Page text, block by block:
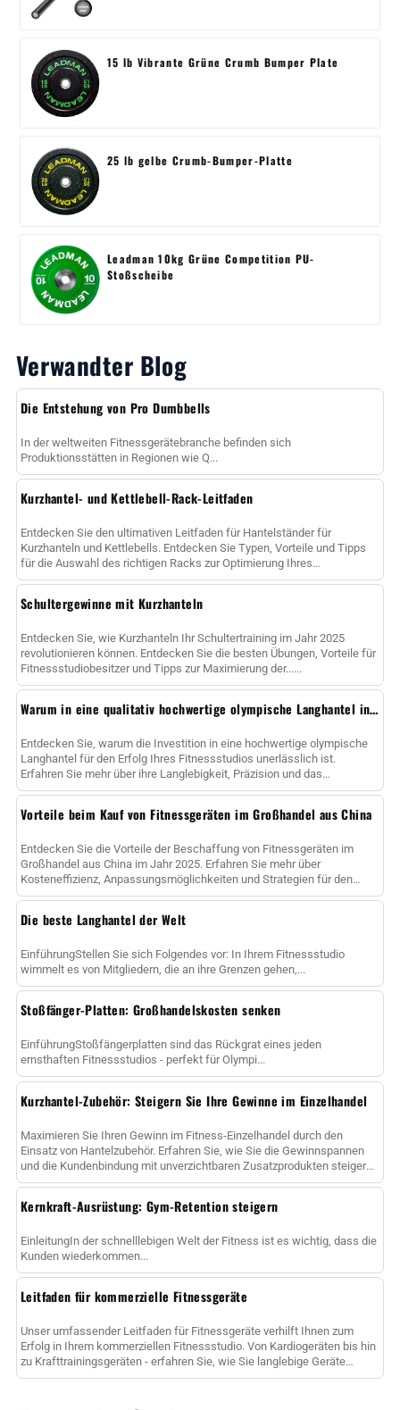
15 lb Vibrante Grüne Crumb Bumper Plate
25 lb gelbe Crumb-Bumper-Platte
Leadman 10kg Grüne Competition PU-
Stoßscheibe
Verwandter Blog
Die Entstehung von Pro Dumbbells
In der weltweiten Fitnessgerätebranche befinden sich
Produktionsstätten in Regionen wie Q...
Kurzhantel- und Kettlebell-Rack-Leitfaden
Entdecken Sie den ultimativen Leitfaden für Hantelständer für
Kurzhanteln und Kettlebells. Entdecken Sie Typen, Vorteile und Tipps
für die Auswahl des richtigen Racks zur Optimierung Ihres
Fitnessstudios sp......
Schultergewinne mit Kurzhanteln
Entdecken Sie, wie Kurzhanteln Ihr Schultertraining im Jahr 2025
revolutionieren können. Entdecken Sie die besten Übungen, Vorteile für
Fitnessstudiobesitzer und Tipps zur Maximierung der......
Warum in eine qualitativ hochwertige olympische Langhantel investieren?
Entdecken Sie, warum die Investition in eine hochwertige olympische
Langhantel für den Erfolg Ihres Fitnessstudios unerlässlich ist.
Erfahren Sie mehr über ihre Langlebigkeit, Präzision und das
strategische Geschäft ......
Vorteile beim Kauf von Fitnessgeräten im Großhandel aus China
Entdecken Sie die Vorteile der Beschaffung von Fitnessgeräten im
Großhandel aus China im Jahr 2025. Erfahren Sie mehr über
Kosteneffizienz, Anpassungsmöglichkeiten und Strategien für den
Erfolg......
Die beste Langhantel der Welt
EinführungStellen Sie sich Folgendes vor: In Ihrem Fitnessstudio
wimmelt es von Mitgliedern, die an ihre Grenzen gehen,...
Stoßfänger-Platten: Großhandelskosten senken
EinführungStoßfängerplatten sind das Rückgrat eines jeden
ernsthaften Fitnessstudios - perfekt für Olympi...
Kurzhantel-Zubehör: Steigern Sie Ihre Gewinne im Einzelhandel
Maximieren Sie Ihren Gewinn im Fitness-Einzelhandel durch den
Einsatz von Hantelzubehör. Erfahren Sie, wie Sie die Gewinnspannen
und die Kundenbindung mit unverzichtbaren Zusatzprodukten steigern
können....
Kernkraft-Ausrüstung: Gym-Retention steigern
EinleitungIn der schnelllebigen Welt der Fitness ist es wichtig, dass die
Kunden wiederkommen...
Leitfaden für kommerzielle Fitnessgeräte
Unser umfassender Leitfaden für Fitnessgeräte verhilft Ihnen zum
Erfolg in Ihrem kommerziellen Fitnessstudio. Von Kardiogeräten bis hin
zu Krafttrainingsgeräten - erfahren Sie, wie Sie langlebige Geräte
auswählen......